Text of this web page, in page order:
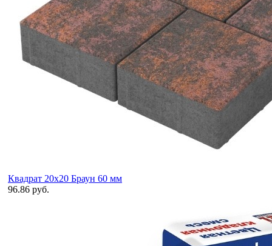
Квадрат 20х20 Браун 60 мм
96.86 руб.